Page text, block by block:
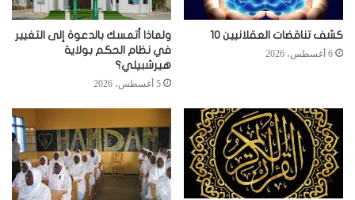
كشف تناقضات العقلانيين 10
6 أغسطس، 2026
ولماذا أتمسك بالدعوة إلى التغيير
في نظام الحكم بولاية
هيرشبيلي؟
5 أغسطس، 2026